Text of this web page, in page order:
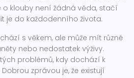
klouby není žádná věda, stačí
je do každodenního života.
s věkem, ale může mít různé
nebo nedostatek výživy.
problémů, kdy dochází k
zprávou je, že existují